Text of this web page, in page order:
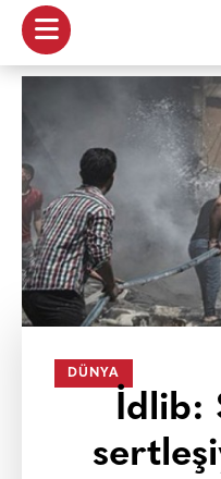
DÜNYA
İdlib: